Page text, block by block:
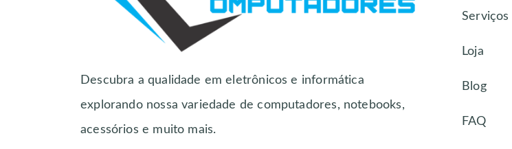
Descubra a qualidade em eletrônicos e informática
explorando nossa variedade de computadores, notebooks,
acessórios e muito mais.
Serviços
Loja
Blog
FAQ